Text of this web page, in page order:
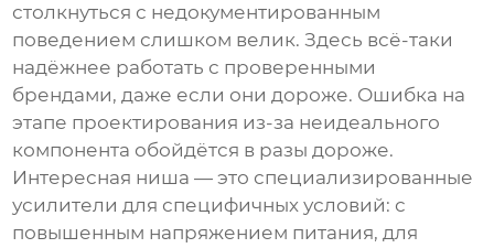
столкнуться с недокументированным
поведением слишком велик. Здесь всё-таки
надёжнее работать с проверенными
брендами, даже если они дороже. Ошибка на
этапе проектирования из-за неидеального
компонента обойдётся в разы дороже.
Интересная ниша — это специализированные
усилители для специфичных условий: с
повышенным напряжением питания, для